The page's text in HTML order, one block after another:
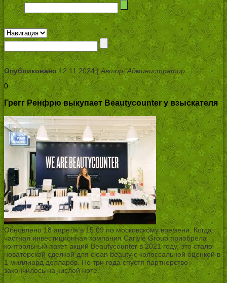
Опубликовано12.11.2024 | Автор: Администратор
0
Грегг Ренфрю выкупает Beautycounter у взыскателя
Обновлено 18 апреля в 15:09 по московскому времени. Когда
частная инвестиционная компания Carlyle Group приобрела
контрольный пакет акций Beautycounter в 2021 году, это стало
новаторской сделкой для clean beauty с колоссальной оценкой в
1 миллиард долларов. Но три года спустя партнерство
закончилось на кислой ноте.